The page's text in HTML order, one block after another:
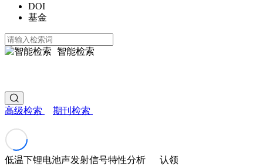
DOI
基金
智能检索
高级检索 期刊检索
低温下锂电池声发射信号特性分析
认领